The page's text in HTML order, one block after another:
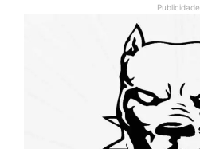
Publicidade